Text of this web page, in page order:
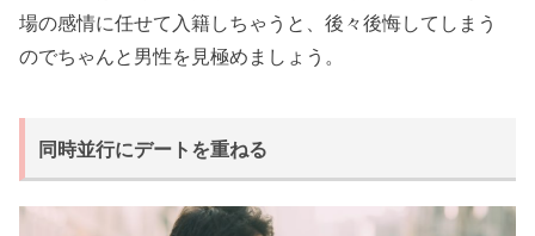
場の感情に任せて入籍しちゃうと、後々後悔してしまう
のでちゃんと男性を見極めましょう。
同時並行にデートを重ねる